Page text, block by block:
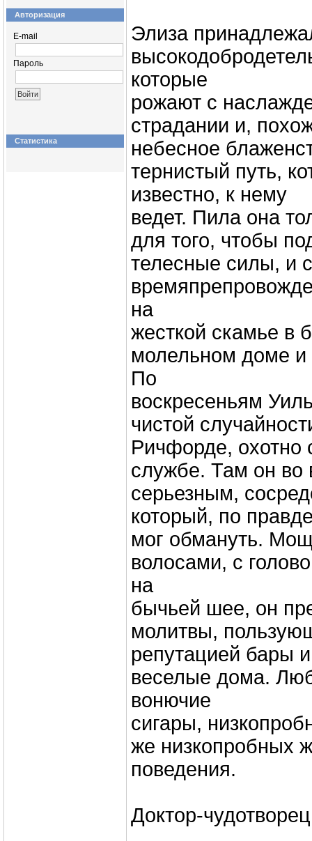
Авторизация
E-mail
Пароль
Статистика
Элиза
которые
рожают с
страдании и,
небесное
тернистый путь,
известно, к нему
ведет. Пила она
для того, чтобы
телесные силы,
на
жесткой скамье в
молельном доме и
По
воскресеньям
чистой
Ричфорде, охотно
службе. Там он во
серьезным,
который, по
мог обмануть.
волосами, с
на
бычьей шее, он
молитвы,
репутацией бары
веселые дома.
вонючие
сигары,
же низкопробных
поведения.
Доктор-чудотворец